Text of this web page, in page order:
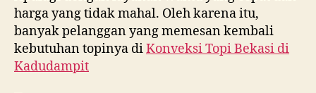
harga yang tidak mahal. Oleh karena itu,
banyak pelanggan yang memesan kembali
kebutuhan topinya diKonveksi Topi Bekasi di
Kadudampit